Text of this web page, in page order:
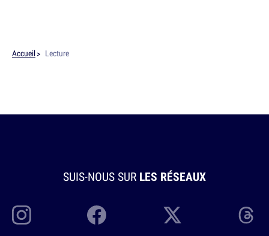
Accueil Lecture
SUIS-NOUS SUR LES RÉSEAUX